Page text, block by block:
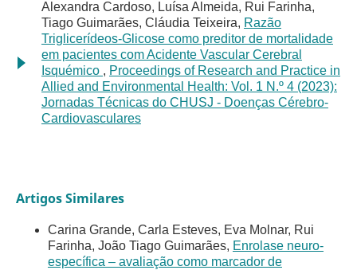
Alexandra Cardoso, Luísa Almeida, Rui Farinha,
Tiago Guimarães, Cláudia Teixeira, Razão
Triglicerídeos-Glicose como preditor de mortalidade
em pacientes com Acidente Vascular Cerebral
Isquémico , Proceedings of Research and Practice in
Allied and Environmental Health: Vol. 1 N.º 4 (2023):
Jornadas Técnicas do CHUSJ - Doenças Cérebro-
Cardiovasculares
Artigos Similares
Carina Grande, Carla Esteves, Eva Molnar, Rui
Farinha, João Tiago Guimarães, Enrolase neuro-
específica – avaliação como marcador de